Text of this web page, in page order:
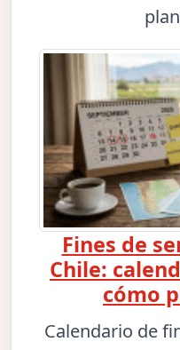
Fines de
Chile:
cómo
Calendario de